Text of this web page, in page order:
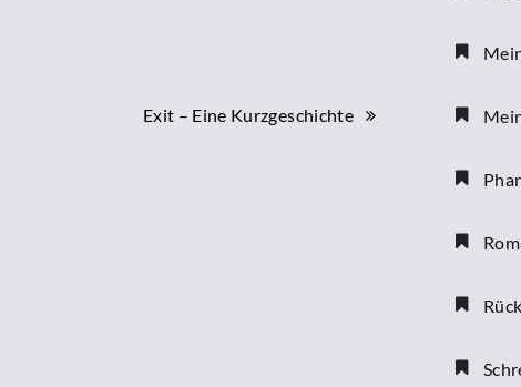
Exit – Eine Kurzgeschichte